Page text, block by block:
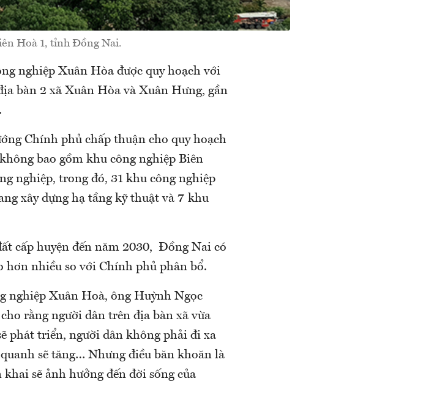
Hoà 1, tỉnh Đồng Nai.
nghiệp Xuân Hòa được quy hoạch với
bàn 2 xã Xuân Hòa và Xuân Hưng, gần
Chính phủ chấp thuận cho quy hoạch
bao gồm khu công nghiệp Biên
nghiệp, trong đó, 31 khu công nghiệp
xây dựng hạ tầng kỹ thuật và 7 khu
cấp huyện đến năm 2030, Đồng Nai có
hơn nhiều so với Chính phủ phân bổ.
nghiệp Xuân Hoà, ông Huỳnh Ngọc
rằng người dân trên địa bàn xã vừa
phát triển, người dân không phải đi xa
sẽ tăng… Nhưng điều băn khoăn là
sẽ ảnh hưởng đến đời sống của